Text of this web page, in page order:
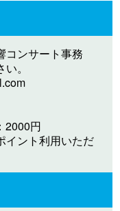
コンサート事務
。
円
イント利用いただ